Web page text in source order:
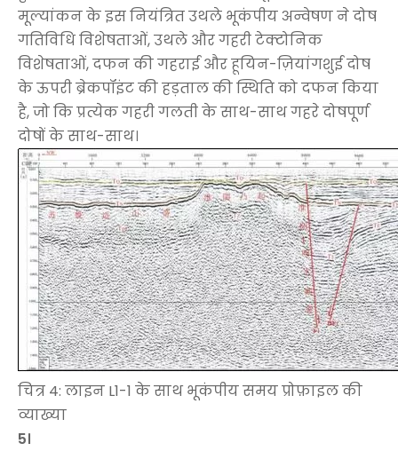
मूल्यांकन के इस नियंत्रित उथले भूकंपीय अन्वेषण ने दोष
गतिविधि विशेषताओं, उथले और गहरी टेक्टोनिक
विशेषताओं, दफन की गहराई और हूयिन-ज़ियांगशुई दोष
के ऊपरी ब्रेकपॉइंट की हड़ताल की स्थिति को दफन किया
है, जो कि प्रत्येक गहरी गलती के साथ-साथ गहरे दोषपूर्ण
दोषों के साथ-साथ।
चित्र 4: लाइन L1-1 के साथ भूकंपीय समय प्रोफ़ाइल की
व्याख्या
5।